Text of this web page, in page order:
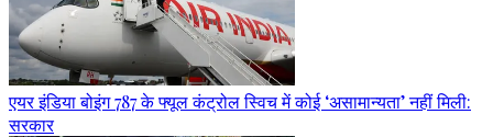
एयर इंडिया बोइंग 787 के फ्यूल कंट्रोल स्विच में कोई ‘असामान्यता’ नहीं मिली:
सरकार